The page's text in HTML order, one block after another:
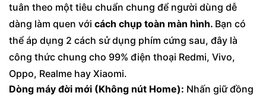
tuân theo một tiêu chuẩn chung để người dùng dễ
dàng làm quen với cách chụp toàn màn hình. Bạn có
thể áp dụng 2 cách sử dụng phím cứng sau, đây là
công thức chung cho 99% điện thoại Redmi, Vivo,
Oppo, Realme hay Xiaomi.
Dòng máy đời mới (Không nút Home): Nhấn giữ đồng